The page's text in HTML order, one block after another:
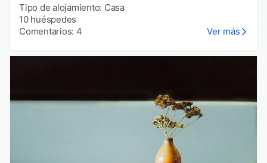
Tipo de alojamiento: Casa
10 huéspedes
Comentarios: 4
Ver más